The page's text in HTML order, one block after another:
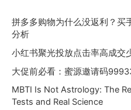
拼多多购物为什么没返利？买
分析
小红书聚光投放点击率高成交
大促前必看：蜜源邀请码
MBTI Is Not Astrology: The
Tests and Real Science